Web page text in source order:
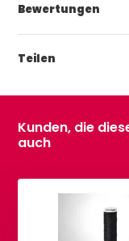
Bewertungen
Teilen
Kunden, die
auch